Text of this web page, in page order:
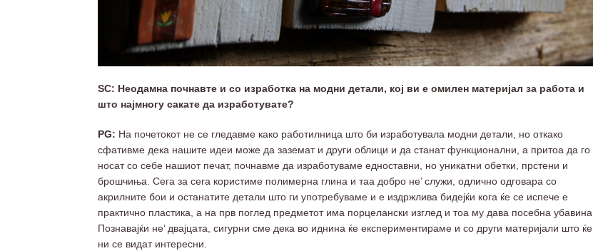
SC: Неодамна почнавте и со изработка на модни детали, кој ви е омилен материјал за работа и
што најмногу сакате да изработувате?
PG: На почетокот не се гледавме како работилница што би изработувала модни детали, но откако
сфативме дека нашите идеи може да заземат и други облици и да станат функционални, а притоа да го
носат со себе нашиот печат, почнавме да изработуваме едноставни, но уникатни обетки, прстени и
брошчиња. Сега за сега користиме полимерна глина и таа добро не’ служи, одлично одговара со
акрилните бои и останатите детали што ги употребуваме и е издржлива бидејќи кога ќе се испече е
практично пластика, а на прв поглед предметот има порцелански изглед и тоа му дава посебна убавина.
Познавајќи не’ двајцата, сигурни сме дека во иднина ќе експериментираме и со други материјали што ќе
ни се видат интересни.